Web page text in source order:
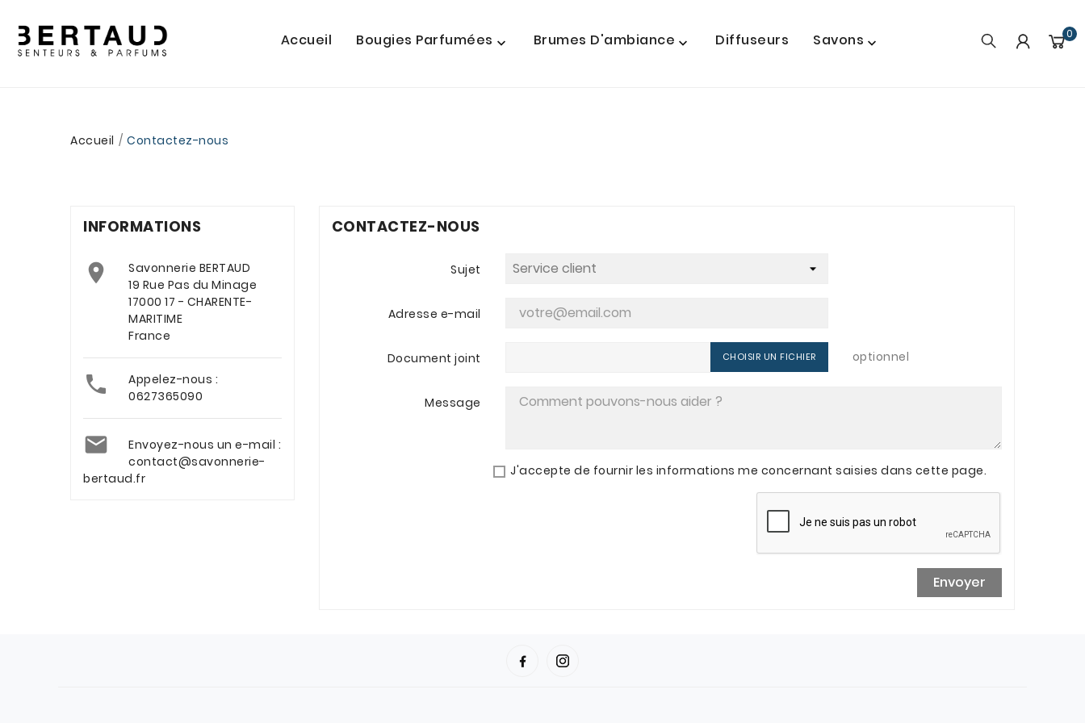
Accueil Bougies Parfumées  Brumes D'ambiance  Diffuseurs Savons 
0
Accueil Contactez-nous
INFORMATIONS

Savonnerie BERTAUD
19 Rue Pas du Minage
17000 17 - CHARENTE-
MARITIME
France

Appelez-nous :
0627365090

Envoyez-nous un e-mail :
contact@savonnerie-
bertaud.fr
CONTACTEZ-NOUS
Sujet
Adresse e-mail
Document joint CHOISIR UN FICHIER optionnel
Message
J'accepte de fournir les informations me concernant saisies dans cette page.